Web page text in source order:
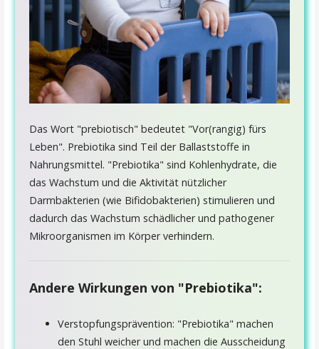
Das Wort "prebiotisch" bedeutet "Vor(rangig) fürs
Leben". Prebiotika sind Teil der Ballaststoffe in
Nahrungsmittel. "Prebiotika" sind Kohlenhydrate, die
das Wachstum und die Aktivität nützlicher
Darmbakterien (wie Bifidobakterien) stimulieren und
dadurch das Wachstum schädlicher und pathogener
Mikroorganismen im Körper verhindern.
Andere Wirkungen von "Prebiotika":
Verstopfungsprävention: "Prebiotika" machen
den Stuhl weicher und machen die Ausscheidung